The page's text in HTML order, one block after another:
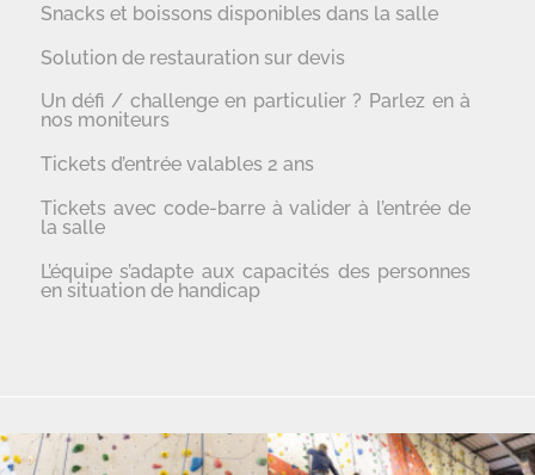
Snacks et boissons disponibles dans la salle
Solution de restauration sur devis
Un défi / challenge en particulier ? Parlez en à
nos moniteurs
Tickets d’entrée valables 2 ans
Tickets avec code-barre à valider à l’entrée de
la salle
L’équipe s’adapte aux capacités des personnes
en situation de handicap